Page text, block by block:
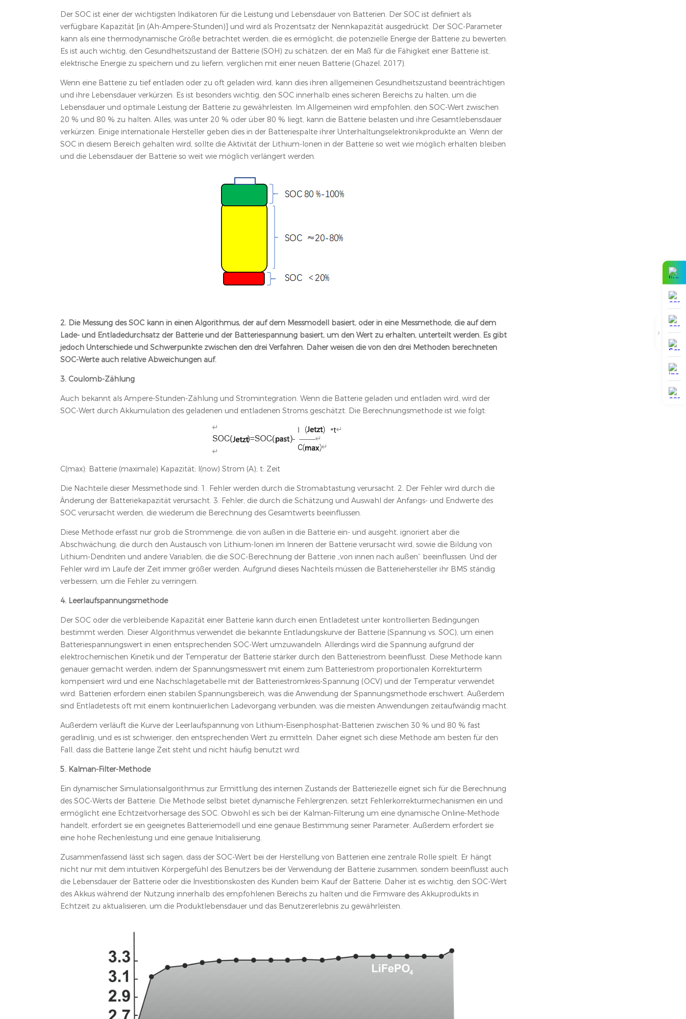
Der SOC ist einer der wichtigsten Indikatoren für die Leistung und Lebensdauer von Batterien. Der SOC ist definiert als
verfügbare Kapazität [in (Ah-Ampere-Stunden)] und wird als Prozentsatz der Nennkapazität ausgedrückt. Der SOC-Parameter
kann als eine thermodynamische Größe betrachtet werden, die es ermöglicht, die potenzielle Energie der Batterie zu bewerten.
Es ist auch wichtig, den Gesundheitszustand der Batterie (SOH) zu schätzen, der ein Maß für die Fähigkeit einer Batterie ist,
elektrische Energie zu speichern und zu liefern, verglichen mit einer neuen Batterie (Ghazel, 2017).
Wenn eine Batterie zu tief entladen oder zu oft geladen wird, kann dies ihren allgemeinen Gesundheitszustand beeinträchtigen
und ihre Lebensdauer verkürzen. Es ist besonders wichtig, den SOC innerhalb eines sicheren Bereichs zu halten, um die
Lebensdauer und optimale Leistung der Batterie zu gewährleisten. Im Allgemeinen wird empfohlen, den SOC-Wert zwischen
20 % und 80 % zu halten. Alles, was unter 20 % oder über 80 % liegt, kann die Batterie belasten und ihre Gesamtlebensdauer
verkürzen. Einige internationale Hersteller geben dies in der Batteriespalte ihrer Unterhaltungselektronikprodukte an. Wenn der
SOC in diesem Bereich gehalten wird, sollte die Aktivität der Lithium-Ionen in der Batterie so weit wie möglich erhalten bleiben
und die Lebensdauer der Batterie so weit wie möglich verlängert werden.
2. Die Messung des SOC kann in einen Algorithmus, der auf dem Messmodell basiert, oder in eine Messmethode, die auf dem
Lade- und Entladedurchsatz der Batterie und der Batteriespannung basiert, um den Wert zu erhalten, unterteilt werden. Es gibt
jedoch Unterschiede und Schwerpunkte zwischen den drei Verfahren. Daher weisen die von den drei Methoden berechneten
SOC-Werte auch relative Abweichungen auf.
3. Coulomb-Zählung
Auch bekannt als Ampere-Stunden-Zählung und Stromintegration. Wenn die Batterie geladen und entladen wird, wird der
SOC-Wert durch Akkumulation des geladenen und entladenen Stroms geschätzt. Die Berechnungsmethode ist wie folgt:
C(max): Batterie (maximale) Kapazität; I(now) Strom (A); t: Zeit
Die Nachteile dieser Messmethode sind: 1. Fehler werden durch die Stromabtastung verursacht. 2. Der Fehler wird durch die
Änderung der Batteriekapazität verursacht. 3. Fehler, die durch die Schätzung und Auswahl der Anfangs- und Endwerte des
SOC verursacht werden, die wiederum die Berechnung des Gesamtwerts beeinflussen.
Diese Methode erfasst nur grob die Strommenge, die von außen in die Batterie ein- und ausgeht, ignoriert aber die
Abschwächung, die durch den Austausch von Lithium-Ionen im Inneren der Batterie verursacht wird, sowie die Bildung von
Lithium-Dendriten und andere Variablen, die die SOC-Berechnung der Batterie „von innen nach außen“ beeinflussen. Und der
Fehler wird im Laufe der Zeit immer größer werden. Aufgrund dieses Nachteils müssen die Batteriehersteller ihr BMS ständig
verbessern, um die Fehler zu verringern.
4. Leerlaufspannungsmethode
Der SOC oder die verbleibende Kapazität einer Batterie kann durch einen Entladetest unter kontrollierten Bedingungen
bestimmt werden. Dieser Algorithmus verwendet die bekannte Entladungskurve der Batterie (Spannung vs. SOC), um einen
Batteriespannungswert in einen entsprechenden SOC-Wert umzuwandeln. Allerdings wird die Spannung aufgrund der
elektrochemischen Kinetik und der Temperatur der Batterie stärker durch den Batteriestrom beeinflusst. Diese Methode kann
genauer gemacht werden, indem der Spannungsmesswert mit einem zum Batteriestrom proportionalen Korrekturterm
kompensiert wird und eine Nachschlagetabelle mit der Batteriestromkreis-Spannung (OCV) und der Temperatur verwendet
wird. Batterien erfordern einen stabilen Spannungsbereich, was die Anwendung der Spannungsmethode erschwert. Außerdem
sind Entladetests oft mit einem kontinuierlichen Ladevorgang verbunden, was die meisten Anwendungen zeitaufwändig macht.
Außerdem verläuft die Kurve der Leerlaufspannung von Lithium-Eisenphosphat-Batterien zwischen 30 % und 80 % fast
geradlinig, und es ist schwieriger, den entsprechenden Wert zu ermitteln. Daher eignet sich diese Methode am besten für den
Fall, dass die Batterie lange Zeit steht und nicht häufig benutzt wird.
5. Kalman-Filter-Methode
Ein dynamischer Simulationsalgorithmus zur Ermittlung des internen Zustands der Batteriezelle eignet sich für die Berechnung
des SOC-Werts der Batterie. Die Methode selbst bietet dynamische Fehlergrenzen, setzt Fehlerkorrekturmechanismen ein und
ermöglicht eine Echtzeitvorhersage des SOC. Obwohl es sich bei der Kalman-Filterung um eine dynamische Online-Methode
handelt, erfordert sie ein geeignetes Batteriemodell und eine genaue Bestimmung seiner Parameter. Außerdem erfordert sie
eine hohe Rechenleistung und eine genaue Initialisierung.
Zusammenfassend lässt sich sagen, dass der SOC-Wert bei der Herstellung von Batterien eine zentrale Rolle spielt. Er hängt
nicht nur mit dem intuitiven Körpergefühl des Benutzers bei der Verwendung der Batterie zusammen, sondern beeinflusst auch
die Lebensdauer der Batterie oder die Investitionskosten des Kunden beim Kauf der Batterie. Daher ist es wichtig, den SOC-Wert
des Akkus während der Nutzung innerhalb des empfohlenen Bereichs zu halten und die Firmware des Akkuprodukts in
Echtzeit zu aktualisieren, um die Produktlebensdauer und das Benutzererlebnis zu gewährleisten.